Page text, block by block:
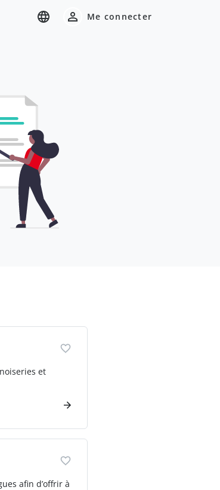
Me connecter
et
afin d’offrir à